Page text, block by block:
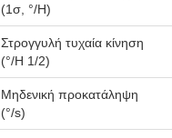
(1σ, °/H)
Στρογγυλή τυχαία κίνηση
(°/H 1/2)
Μηδενική προκατάληψη
(°/s)